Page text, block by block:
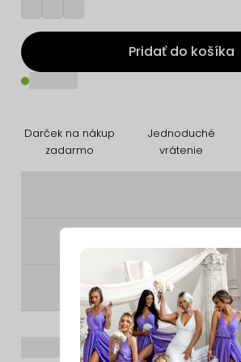
Pridať do košíka
Darček na nákup
zadarmo
Jednoduché
vrátenie
________